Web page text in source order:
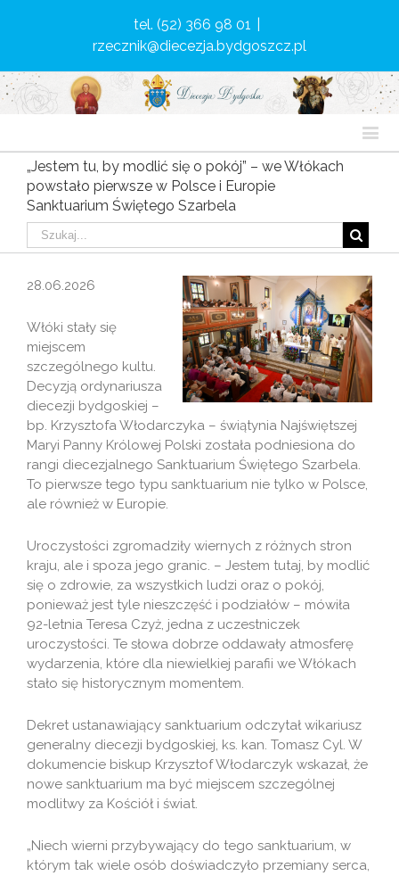
tel. (52) 366 98 01
rzecznik@diecezja.bydgoszcz.pl
„Jestem tu, by modlić się o pokój” – we Włókach
powstało pierwsze w Polsce i Europie
Sanktuarium Świętego Szarbela
28.06.2026
Włóki stały się
miejscem
szczególnego kultu.
Decyzją ordynariusza
diecezji bydgoskiej –
bp. Krzysztofa Włodarczyka – świątynia Najświętszej
Maryi Panny Królowej Polski została podniesiona do
rangi diecezjalnego Sanktuarium Świętego Szarbela.
To pierwsze tego typu sanktuarium nie tylko w Polsce,
ale również w Europie.
Uroczystości zgromadziły wiernych z różnych stron
kraju, ale i spoza jego granic. – Jestem tutaj, by modlić
się o zdrowie, za wszystkich ludzi oraz o pokój,
ponieważ jest tyle nieszczęść i podziałów – mówiła
92-letnia Teresa Czyż, jedna z uczestniczek
uroczystości. Te słowa dobrze oddawały atmosferę
wydarzenia, które dla niewielkiej parafii we Włókach
stało się historycznym momentem.
Dekret ustanawiający sanktuarium odczytał wikariusz
generalny diecezji bydgoskiej, ks. kan. Tomasz Cyl. W
dokumencie biskup Krzysztof Włodarczyk wskazał, że
nowe sanktuarium ma być miejscem szczególnej
modlitwy za Kościół i świat.
„Niech wierni przybywający do tego sanktuarium, w
którym tak wiele osób doświadczyło przemiany serca,